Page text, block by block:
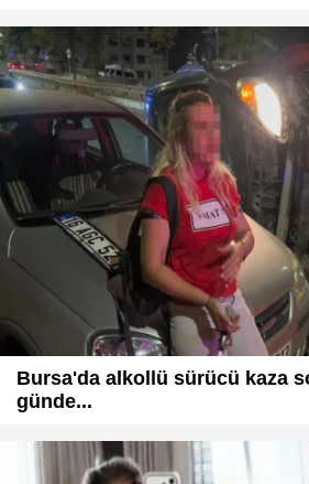
Bursa'da alkollü sürücü kaza
günde...